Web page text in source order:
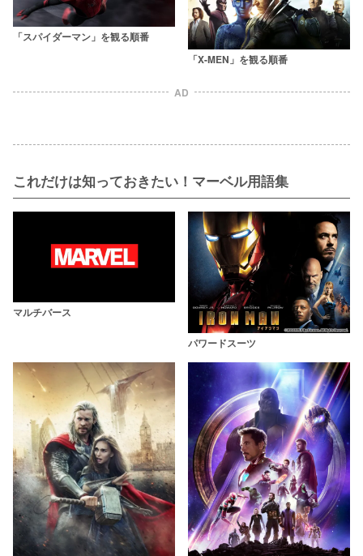
「スパイダーマン」を観る順番
「X-MEN」を観る順番
AD
これだけは知っておきたい！マーベル用語集
マルチバース
パワードスーツ